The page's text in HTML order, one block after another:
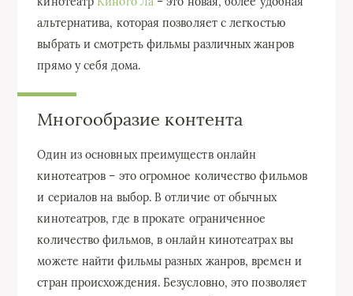
альтернатива, которая позволяет с легкостью
выбрать и смотреть фильмы различных жанров
прямо у себя дома.
Многообразие контента
Один из основных преимуществ онлайн
кинотеатров – это огромное количество фильмов
и сериалов на выбор. В отличие от обычных
кинотеатров, где в прокате ограниченное
количество фильмов, в онлайн кинотеатрах вы
можете найти фильмы разных жанров, времен и
стран происхождения. Безусловно, это позволяет